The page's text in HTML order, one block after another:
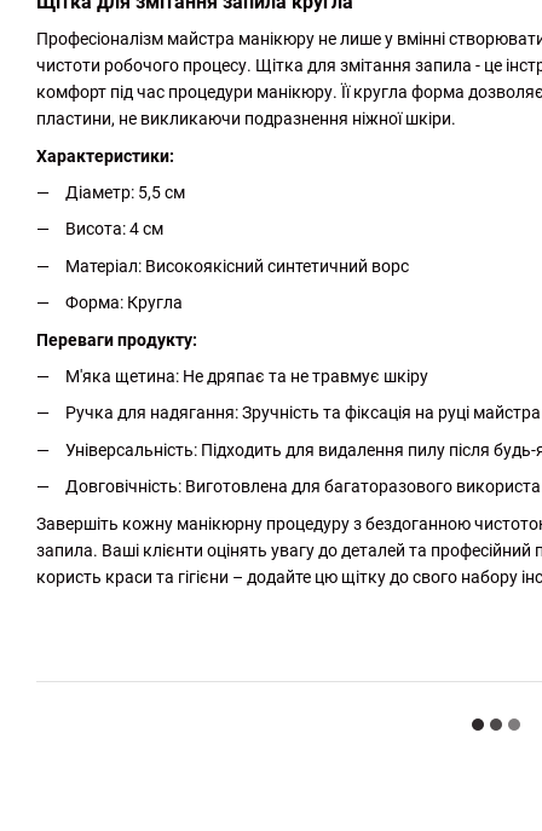
Професіоналізм майстра манікюру не лише у вмінні
чистоти робочого процесу. Щітка для змітання запила - це
комфорт під час процедури манікюру. Її кругла форма
пластини, не викликаючи подразнення ніжної шкіри.
Характеристики:
Діаметр: 5,5 см
Висота: 4 см
Матеріал: Високоякісний синтетичний ворс
Форма: Кругла
Переваги продукту:
М'яка щетина: Не дряпає та не травмує шкіру
Ручка для надягання: Зручність та фіксація на руці майстра
Універсальність: Підходить для видалення пилу після
Довговічність: Виготовлена для багаторазового
Завершіть кожну манікюрну процедуру з бездоганною
запила. Ваші клієнти оцінять увагу до деталей та професійний
користь краси та гігієни – додайте цю щітку до свого набору